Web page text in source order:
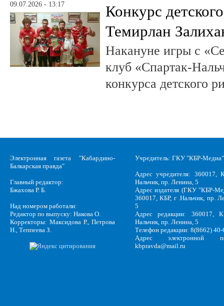
09.07.2026 - 13:17
Конкурс
Темирлан
Накануне игры с
клуб «Спартак-
конкурса детского
Электронная газета "Кабардино-
Балкарская правда"
Главный редактор:
Бжахова Р. Б.
Над номером работали:
Редактор по выпуску: Накова О.
Корректоры: Максидова Р., Петрова
Н., Теппеева З.
Учредитель: ГКУ "КБР-Медиа"
Адрес учредителя: 360017,
Нальчик, пр. Ленина, 5
Адрес издателя (ГКУ "КБР-
360017, КБР, г .Нальчик, пр.
5
Адрес редакции: 360017,
Нальчик, пр. Ленина, 5
Телефон редакции: 8(8662)
Адрес электронной
kbpravda@mail.ru